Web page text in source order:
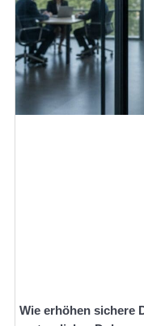
Wie erhöhen sichere